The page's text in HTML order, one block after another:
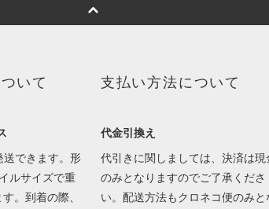
いて
できます。形
ルサイズで重
。到着の際、
支払い方法について
代金引換え
代引きに関しましては、決済は現
のみとなりますのでご了承くださ
い。配送方法もクロネコ便のみと